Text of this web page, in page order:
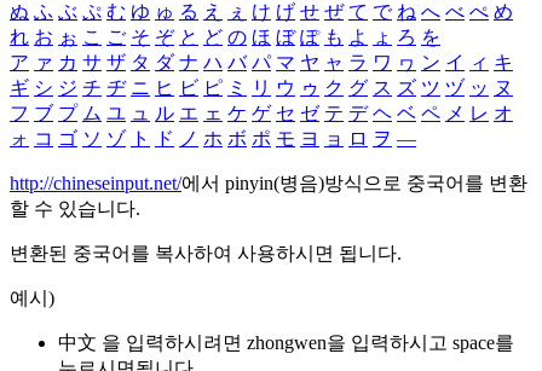
ぬ ふ ぶ ぷ む ゆ ゅ る え ぇ け げ せ ぜ て で ね へ べ ぺ め
れ お ぉ こ ご そ ぞ と ど の ほ ぼ ぽ も よ ょ ろ を
ア ァ カ サ ザ タ ダ ナ ハ バ パ マ ヤ ャ ラ ワ ヮ ン イ ィ キ
ギ シ ジ チ ヂ ニ ヒ ビ ピ ミ リ ウ ゥ ク グ ス ズ ツ ヅ ッ ヌ
フ ブ プ ム ユ ュ ル エ ェ ケ ゲ セ ゼ テ デ ヘ ベ ペ メ レ オ
ォ コ ゴ ソ ゾ ト ド ノ ホ ボ ポ モ ヨ ョ ロ ヲ ―
http://chineseinput.net/에서 pinyin(병음)방식으로 중국어를 변환
할 수 있습니다.
변환된 중국어를 복사하여 사용하시면 됩니다.
예시)
中文 을 입력하시려면 zhongwen을 입력하시고 space를